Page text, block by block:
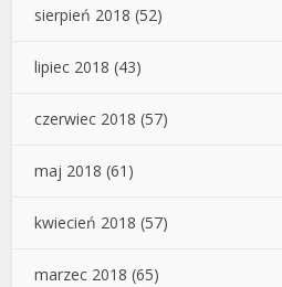
sierpień 2018 (52)
lipiec 2018 (43)
czerwiec 2018 (57)
maj 2018 (61)
kwiecień 2018 (57)
marzec 2018 (65)